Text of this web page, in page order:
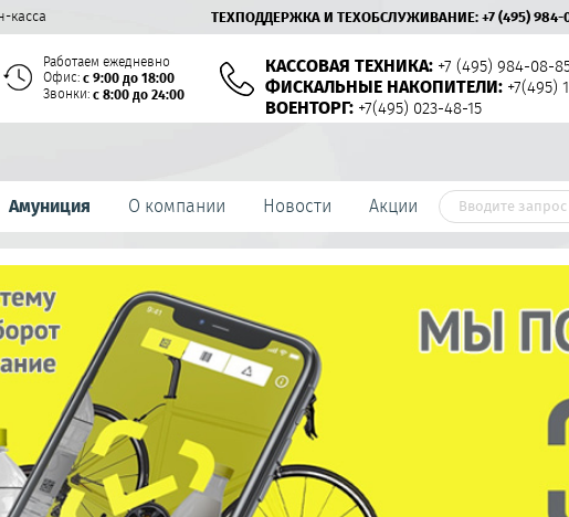
касса ТЕХПОДДЕРЖКА И ТЕХОБСЛУЖИВАНИЕ: +7 (495) 984-
Работаем ежедневно
Офис: с 9:00 до 18:00
Звонки: с 8:00 до 24:00
КАССОВАЯ ТЕХНИКА: +7 (495) 984-08-
ФИСКАЛЬНЫЕ НАКОПИТЕЛИ: +7(495)
ВОЕНТОРГ: +7(495) 023-48-15
Амуниция О компании Новости Акции